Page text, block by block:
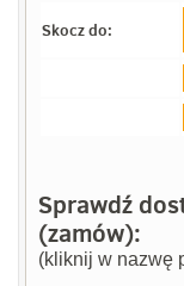
Skocz do:
Sprawdź
(zamów):
(kliknij w nazwę